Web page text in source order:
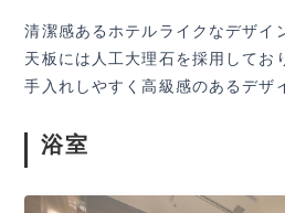
清潔感あるホテルライクなデザイ
天板には人工大理石を採用してお
手入れしやすく高級感のあるデザ
浴室